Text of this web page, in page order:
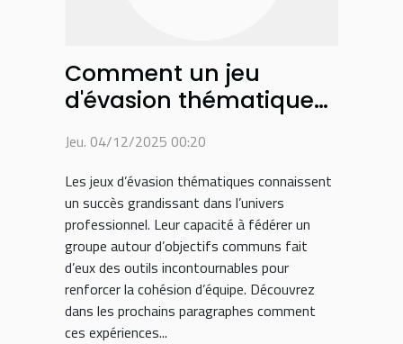
Comment un jeu
d'évasion thématique
cohésion d'équipe ?
Jeu. 04/12/2025 00:20
Les jeux d’évasion thématiques connaissent
un succès grandissant dans l’univers
professionnel. Leur capacité à fédérer un
groupe autour d’objectifs communs fait
d’eux des outils incontournables pour
renforcer la cohésion d’équipe. Découvrez
dans les prochains paragraphes comment
ces expériences...